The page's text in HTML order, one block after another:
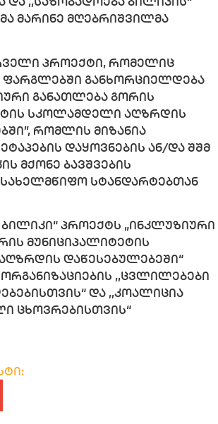
მარინე მღებრიშვილმა
პროექტი, რომელიც
ფარგლებში განხორციელდება
განათლება გორის
სკოლამდელი აღზრდის
რომლის მიზანია
დაყოვნების ან/და შშმ
მქონე ბავშვების
სახელმწიფო სტანდარტებთან
პროექტს „ინკლუზიური
მუნიციპალიტეტის
დაწესებულებეში“
,,ცვლილებები
და ,,კოალიცია
ცხოვრებისთვის“